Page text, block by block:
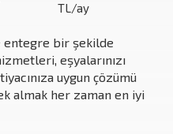
TL/ay
entegre bir şekilde
eşyalarınızı
uygun çözümü
almak her zaman en iyi